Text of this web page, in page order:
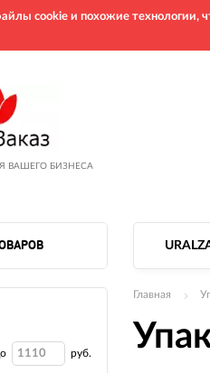
cookie и похожие технологии,
ВАШЕГО БИЗНЕСА
руб.
Главная